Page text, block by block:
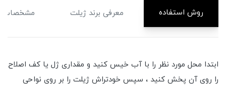
روش استفاده معرفی برند ژیلت مشخصات
ابتدا محل مورد نظر را با آب خیس کنید و مقداری ژل یا کف اصلاح
را روی آن پخش کنید ، سپس خودتراش ژیلت را بر روی نواحی